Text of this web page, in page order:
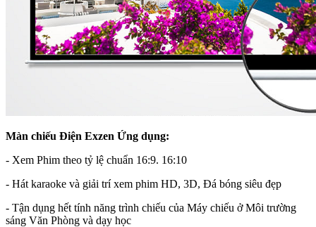
Màn chiếu Điện Exzen Ứng dụng:
- Xem Phim theo tỷ lệ chuẩn 16:9. 16:10
- Hát karaoke và giải trí xem phim HD, 3D, Đá bóng siêu đẹp
- Tận dụng hết tính năng trình chiếu của Máy chiếu ở Môi trường
sáng Văn Phòng và dạy học